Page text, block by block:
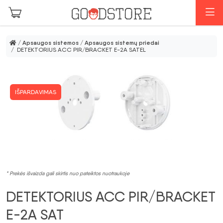
Pereiti prie pagrindinio turinio
/ Apsaugos sistemos / Apsaugos sistemų priedai
/ DETEKTORIUS ACC PIR/BRACKET E-2A SATEL
IŠPARDAVIMAS
* Prekės išvaizda gali skirtis nuo pateiktos nuotraukoje
DETEKTORIUS ACC PIR/BRACKET
E-2A SAT